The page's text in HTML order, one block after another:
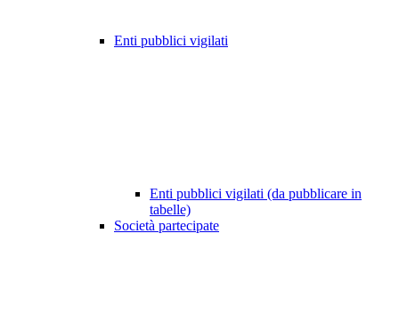
Enti pubblici vigilati
Enti pubblici vigilati (da pubblicare in
tabelle)
Società partecipate